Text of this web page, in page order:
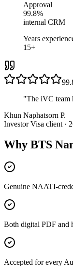
Approval
99.8%
internal CRM
Years
15+
"The iVC team
Khun Naphatsorn P.
Investor Visa client ·
Why BTS
Genuine NAATI-
Both digital PDF and
Accepted for every